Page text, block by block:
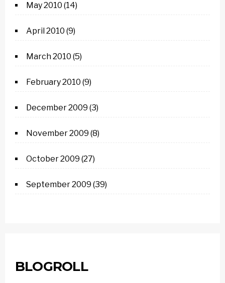
May 2010 (14)
April 2010 (9)
March 2010 (5)
February 2010 (9)
December 2009 (3)
November 2009 (8)
October 2009 (27)
September 2009 (39)
BLOGROLL